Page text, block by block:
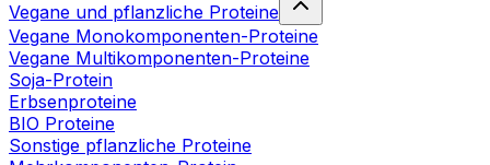
Vegane und pflanzliche Proteine
Vegane Monokomponenten-Proteine
Vegane Multikomponenten-Proteine
Soja-Protein
Erbsenproteine
BIO Proteine
Sonstige pflanzliche Proteine